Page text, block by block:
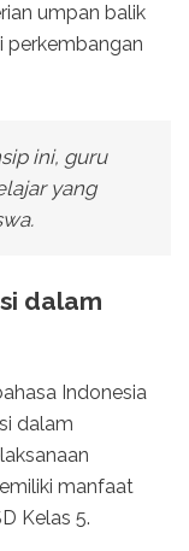
umpan balik
perkembangan
ini, guru
yang
dalam
Indonesia
dalam
manfaat
Kelas 5.